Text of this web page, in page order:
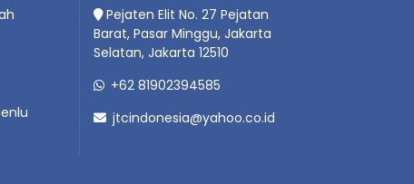
Pejaten Elit No. 27 Pejatan
Barat, Pasar Minggu, Jakarta
Selatan, Jakarta 12510
+62 81902394585
jtcindonesia@yahoo.co.id